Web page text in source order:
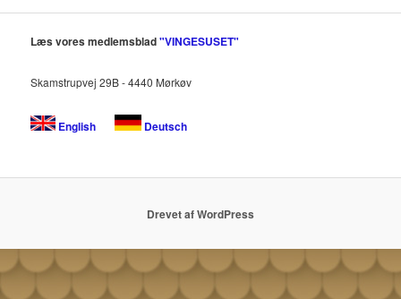
Læs vores medlemsblad"VINGESUSET"
Skamstrupvej 29B - 4440 Mørkøv
English Deutsch
Drevet af WordPress